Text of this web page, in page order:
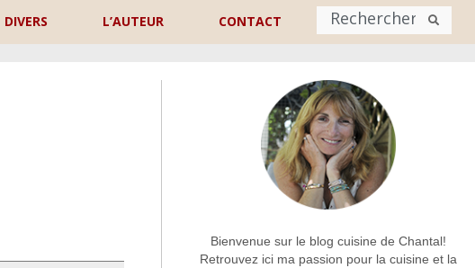
DIVERS L’AUTEUR CONTACT
Nom
Bienvenue sur le blog cuisine de Chantal!
Retrouvez ici ma passion pour la cuisine et la